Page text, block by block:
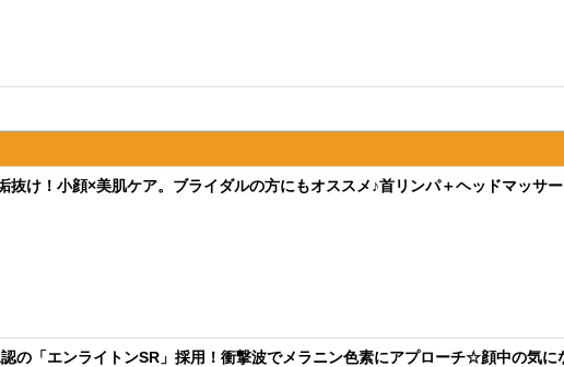
抜け！小顔×美肌ケア。ブライダルの方にもオススメ♪首リンパ＋ヘッドマッサ
の「エンライトンSR」採用！衝撃波でメラニン色素にアプローチ☆顔中の気